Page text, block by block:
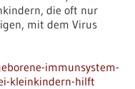
die oft nur
mit dem Virus
immunsystem-
kleinkindern-hilft